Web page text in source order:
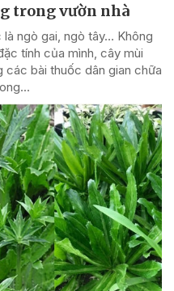
trong vườn nhà
ngò gai, ngò tây… Không
tính của mình, cây mùi
bài thuốc dân gian chữa